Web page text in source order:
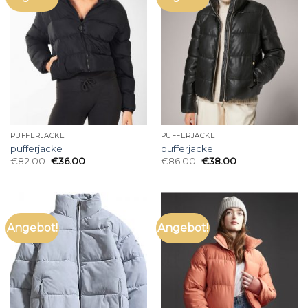
PUFFERJACKE
pufferjacke
€82.00 €36.00
PUFFERJACKE
pufferjacke
€86.00 €38.00
Angebot! Angebot!